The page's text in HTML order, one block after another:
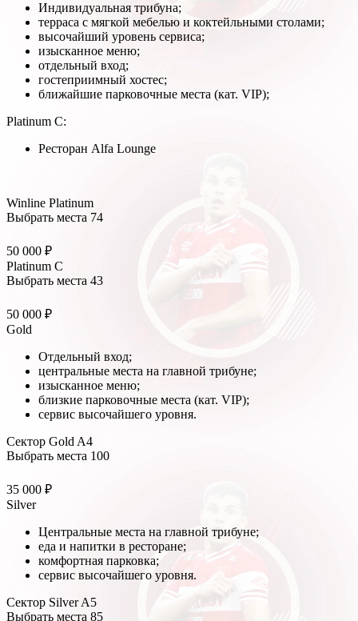
Индивидуальная трибуна;
терраса с мягкой мебелью и коктейльными столами;
высочайший уровень сервиса;
изысканное меню;
отдельный вход;
гостеприимный хостес;
ближайшие парковочные места (кат. VIP);
Platinum C:
Ресторан Alfa Lounge
Winline Platinum
Выбрать места 74
50 000 ₽
Platinum C
Выбрать места 43
50 000 ₽
Gold
Отдельный вход;
центральные места на главной трибуне;
изысканное меню;
близкие парковочные места (кат. VIP);
сервис высочайшего уровня.
Сектор Gold A4
Выбрать места 100
35 000 ₽
Silver
Центральные места на главной трибуне;
еда и напитки в ресторане;
комфортная парковка;
сервис высочайшего уровня.
Сектор Silver A5
Выбрать места 85